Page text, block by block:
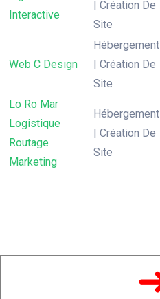
Interactive
| Création De
Site
Web C Design
Hébergement
| Création De
Site
Lo Ro Mar
Logistique
Routage
Marketing
Hébergement
| Création De
Site